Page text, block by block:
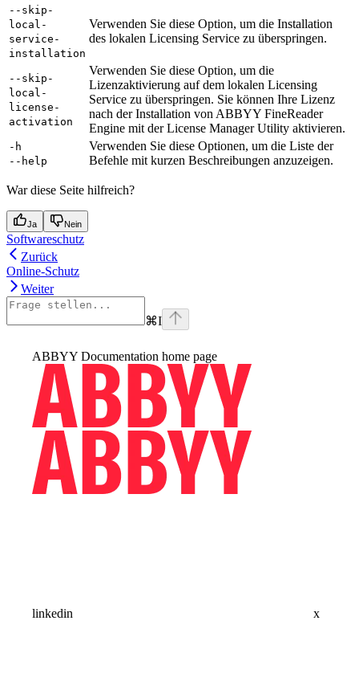
--skip-
local-
service-
installation
Verwenden Sie diese Option, um die Installation
des lokalen Licensing Service zu überspringen.
--skip-
local-
license-
activation
Verwenden Sie diese Option, um die
Lizenzaktivierung auf dem lokalen Licensing
Service zu überspringen. Sie können Ihre Lizenz
nach der Installation von ABBYY FineReader
Engine mit der License Manager Utility aktivieren.
-h
--help
Verwenden Sie diese Optionen, um die Liste der
Befehle mit kurzen Beschreibungen anzuzeigen.
War diese Seite hilfreich?
Ja Nein
Softwareschutz
Zurück
Online-Schutz
Weiter
⌘I
ABBYY Documentation home page
linkedin x